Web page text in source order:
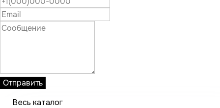
Отправить
Весь каталог